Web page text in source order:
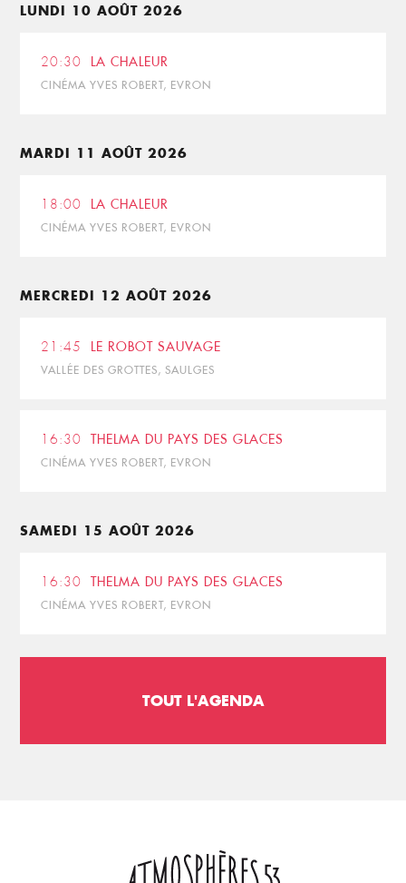
LUNDI 10 AOÛT 2026
20:30 LA CHALEUR
CINÉMA YVES ROBERT, EVRON
MARDI 11 AOÛT 2026
18:00 LA CHALEUR
CINÉMA YVES ROBERT, EVRON
MERCREDI 12 AOÛT 2026
21:45 LE ROBOT SAUVAGE
VALLÉE DES GROTTES, SAULGES
16:30 THELMA DU PAYS DES GLACES
CINÉMA YVES ROBERT, EVRON
SAMEDI 15 AOÛT 2026
16:30 THELMA DU PAYS DES GLACES
CINÉMA YVES ROBERT, EVRON
TOUT L'AGENDA